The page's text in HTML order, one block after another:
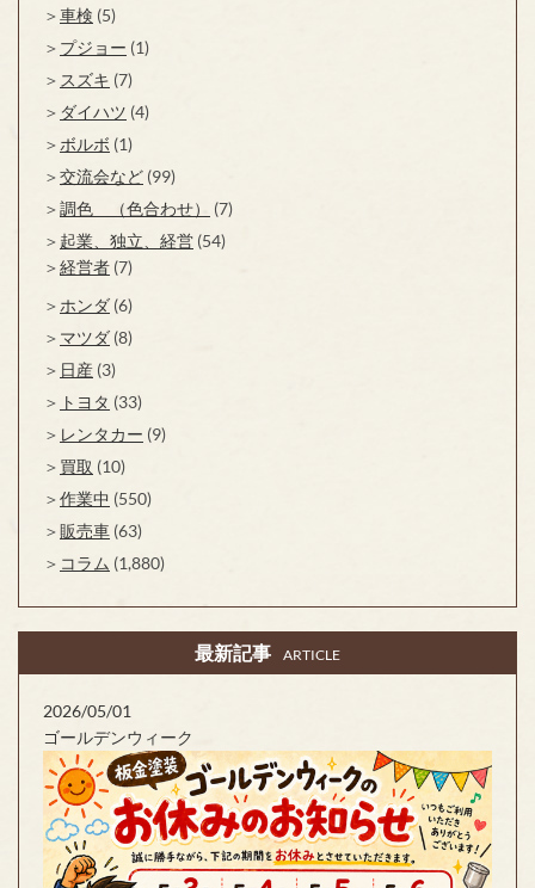
車検 (5)
プジョー (1)
スズキ (7)
ダイハツ (4)
ボルボ (1)
交流会など (99)
調色 （色合わせ）
(7)
起業、独立、経営 (54)
経営者 (7)
ホンダ (6)
マツダ (8)
日産 (3)
トヨタ (33)
レンタカー (9)
買取 (10)
作業中 (550)
販売車 (63)
コラム (1,880)
最新記事 ARTICLE
2026/05/01
ゴールデンウィーク